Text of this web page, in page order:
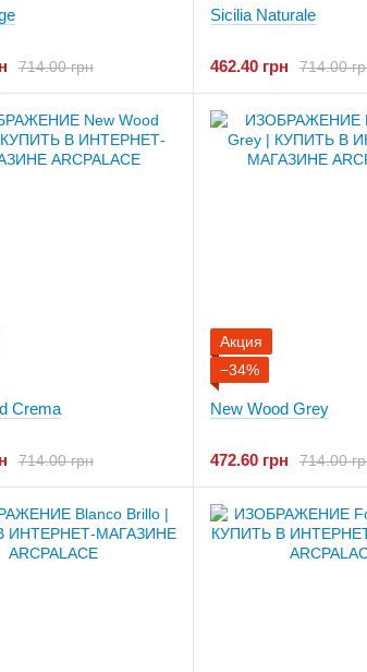
714.00 грн
Sicilia Naturale
714.00
462.40 грн
Crema
714.00 грн
Акция
−34%
New Wood Grey
714.00
472.60 грн